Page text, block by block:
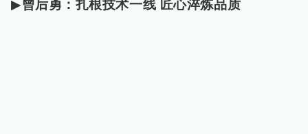
▶曾后勇：扎根技术一线 匠心淬炼品质